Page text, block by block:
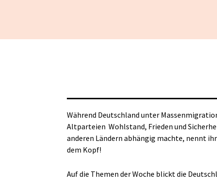
Während Deutschland unter
Altparteien Wohlstand, Frieden und
anderen Ländern abhängig machte, nennt
dem Kopf!
Auf die Themen der Woche blickt die